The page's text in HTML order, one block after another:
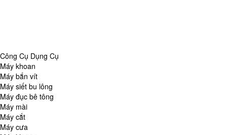
Công Cụ Dụng Cụ
Máy khoan
Máy bắn vít
Máy siết bu lông
Máy đục bê tông
Máy mài
Máy cắt
Máy cưa